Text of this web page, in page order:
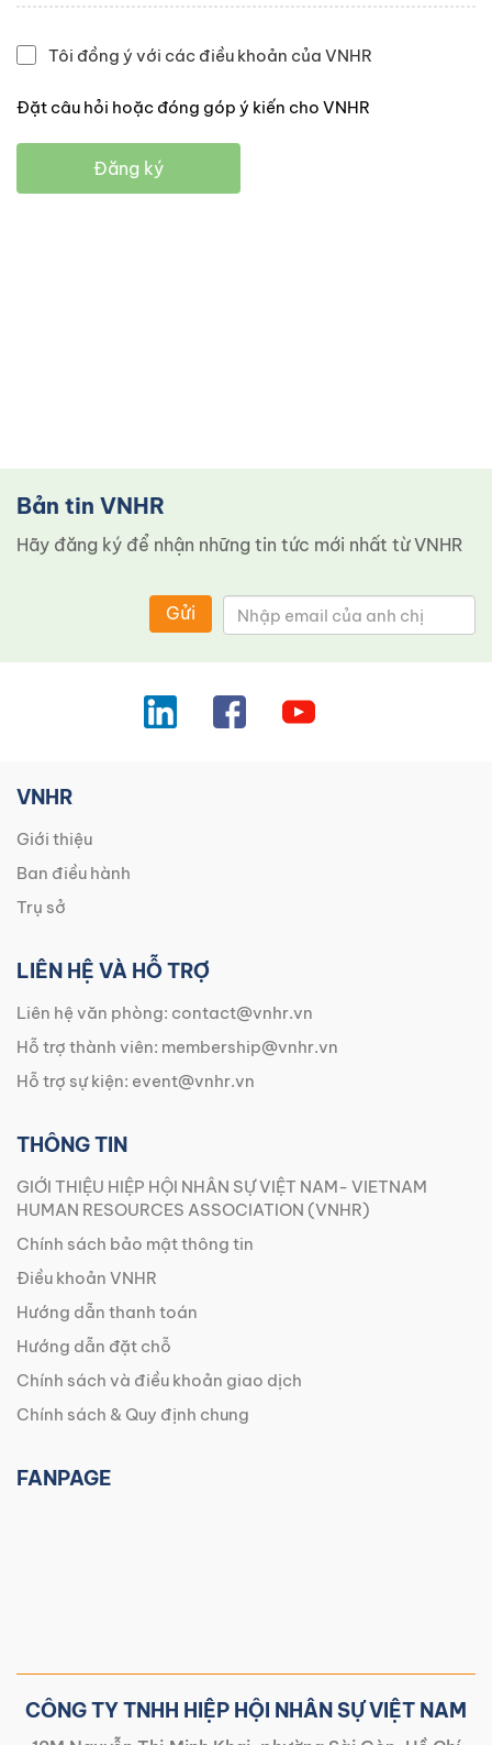
Tôi đồng ý với các điều khoản của VNHR
Đặt câu hỏi hoặc đóng góp ý kiến cho VNHR
Đăng ký
Bản tin VNHR
Hãy đăng ký để nhận những tin tức mới nhất từ ​​VNHR
Gửi
VNHR
Giới thiệu
Ban điều hành
Trụ sở
LIÊN HỆ VÀ HỖ TRỢ
Liên hệ văn phòng: contact@vnhr.vn
Hỗ trợ thành viên: membership@vnhr.vn
Hỗ trợ sự kiện: event@vnhr.vn
THÔNG TIN
GIỚI THIỆU HIỆP HỘI NHÂN SỰ VIỆT NAM- VIETNAM
HUMAN RESOURCES ASSOCIATION (VNHR)
Chính sách bảo mật thông tin
Điều khoản VNHR
Hướng dẫn thanh toán
Hướng dẫn đặt chỗ
Chính sách và điều khoản giao dịch
Chính sách & Quy định chung
FANPAGE
CÔNG TY TNHH HIỆP HỘI NHÂN SỰ VIỆT NAM